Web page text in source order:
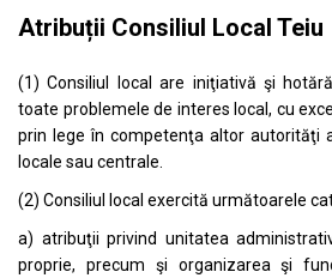
Atribuții Consiliul Local Teiu
(1) Consiliul local are iniţiativă şi
toate problemele de interes local, cu
prin lege în competenţa altor autorităţi
locale sau centrale.
(2) Consiliul local exercită următoarele
a) atribuţii privind unitatea
proprie, precum şi organizarea şi